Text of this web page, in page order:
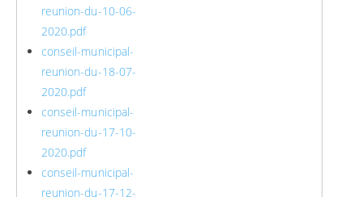
reunion-du-10-06-
2020.pdf
conseil-municipal-
reunion-du-18-07-
2020.pdf
conseil-municipal-
reunion-du-17-10-
2020.pdf
conseil-municipal-
reunion-du-17-12-